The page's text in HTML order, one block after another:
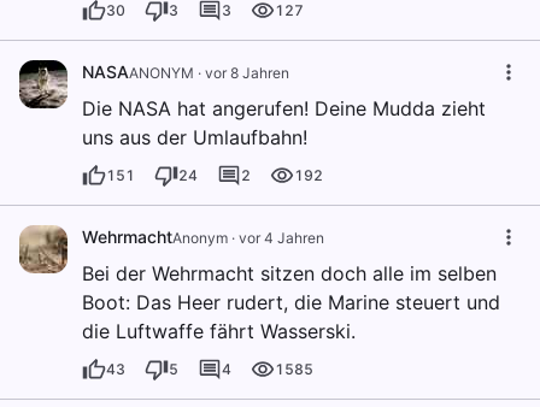
30 3 3 127
NASAANONYM · vor 8 Jahren
Die NASA hat angerufen! Deine Mudda zieht
uns aus der Umlaufbahn!
151 24 2 192
WehrmachtAnonym · vor 4 Jahren
Bei der Wehrmacht sitzen doch alle im selben
Boot: Das Heer rudert, die Marine steuert und
die Luftwaffe fährt Wasserski.
43 5 4 1585